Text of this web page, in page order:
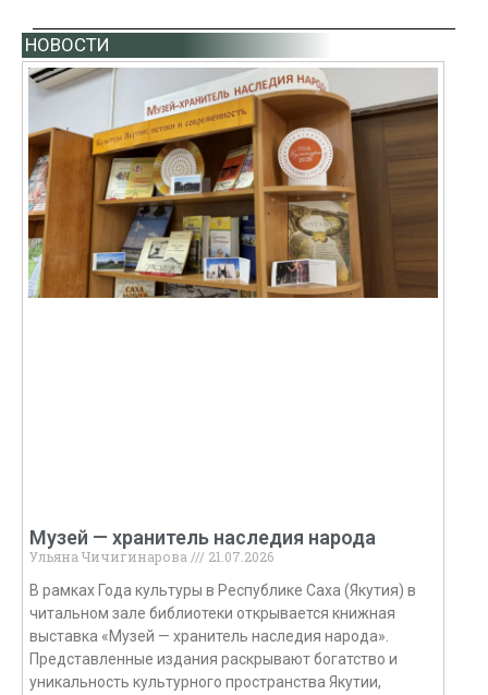
НОВОСТИ
Музей — хранитель наследия народа
Ульяна Чичигинарова
21.07.2026
В рамках Года культуры в Республике Саха (Якутия) в
читальном зале библиотеки открывается книжная
выставка «Музей — хранитель наследия народа».
Представленные издания раскрывают богатство и
уникальность культурного пространства Якутии,